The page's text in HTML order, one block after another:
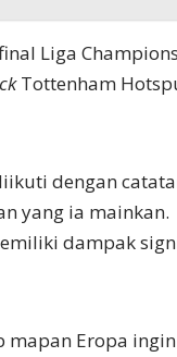
Liga
Tottenham
dengan
yang ia mainkan.
dampak
Eropa ingin